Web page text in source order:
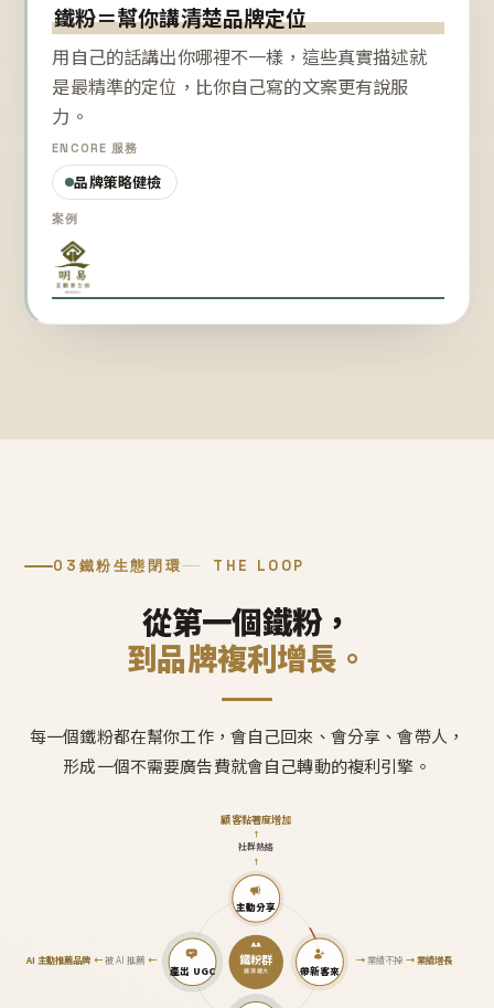
鐵粉＝幫你講清楚品牌定位
用自己的話講出你哪裡不一樣，這些真實描述就
是最精準的定位，比你自己寫的文案更有說服
力。
ENCORE 服務
品牌策略健檢
案例
03 鐵粉生態閉環 THE LOOP
從第一個鐵粉，
到品牌複利增長。
每一個鐵粉都在幫你工作，會自己回來、會分享、會帶人，
形成一個不需要廣告費就會自己轉動的複利引擎。
鐵粉群
越滾越大
主動分享
↑
社群熱絡
↑
顧客黏著度增加
帶新客來
→業績不掉 →業績增長
產出 UGC
AI 主動推薦品牌←被 AI 推薦 ←